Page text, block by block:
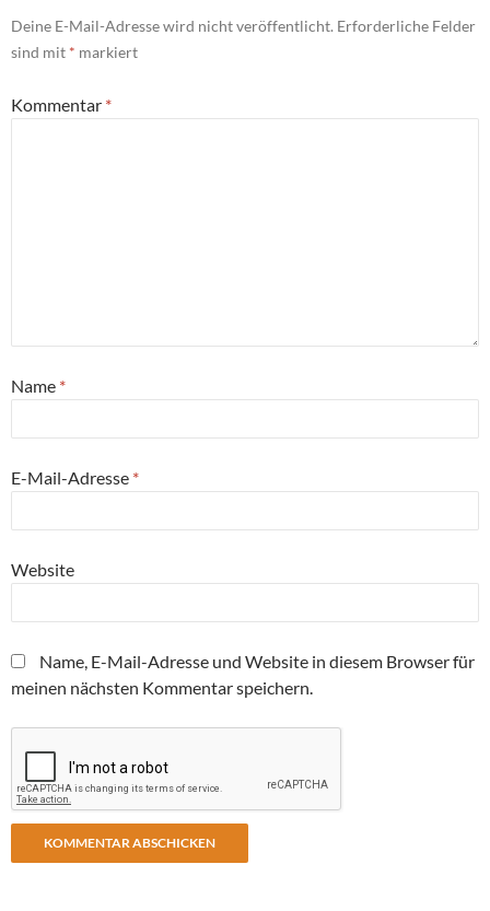
Deine E-Mail-Adresse wird nicht veröffentlicht. Erforderliche Felder
sind mit * markiert
Kommentar *
Name *
E-Mail-Adresse *
Website
Name, E-Mail-Adresse und Website in diesem Browser für
meinen nächsten Kommentar speichern.